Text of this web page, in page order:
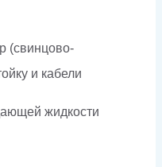
(свинцово-
и кабели
жидкости